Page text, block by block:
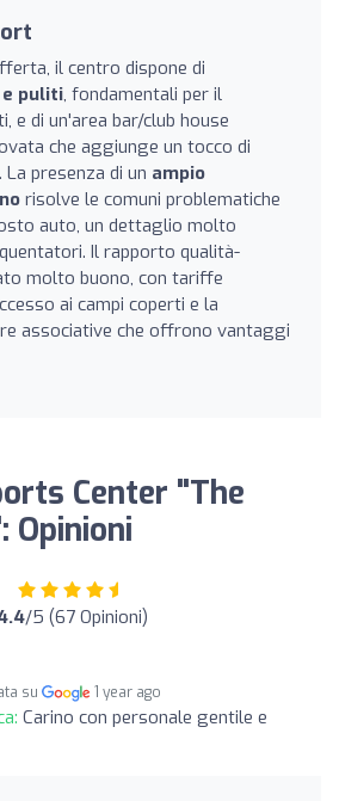
il centro dispone di
puliti, fondamentali per il
e di un'area bar/club house
che aggiunge un tocco di
presenza di un ampio
risolve le comuni problematiche
auto, un dettaglio molto
Il rapporto qualità-
molto buono, con tariffe
ai campi coperti e la
associative che offrono vantaggi
Center "The
Opinioni
/5 (67 Opinioni)
su 1 year ago
Carino con personale gentile e